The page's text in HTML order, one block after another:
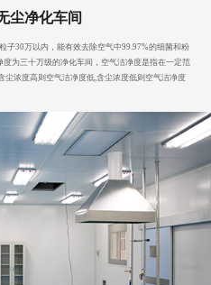
尘净化车间
子30万以内，能有效去除空气中99.97%的细菌和粉
为三十万级的净化车间，空气洁净度是指在一定范
尘浓度高则空气洁净度低,含尘浓度低则空气洁净度